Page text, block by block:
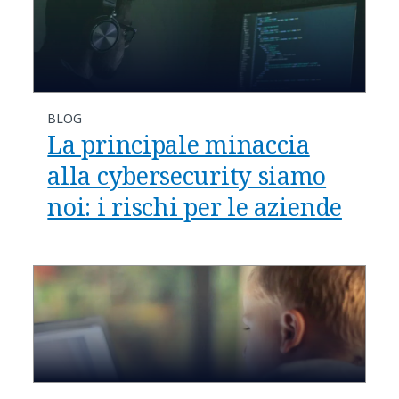
BLOG
La principale minaccia
alla cybersecurity siamo
noi: i rischi per le aziende